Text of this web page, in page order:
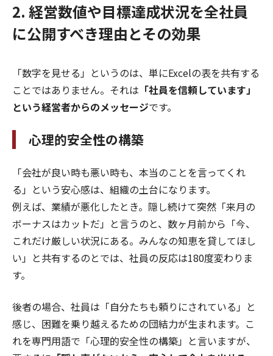
2. 経営数値や目標達成状況を全社員
に公開すべき理由とその効果
「数字を見せる」というのは、単にExcelの表を共有する
ことではありません。それは 「社員を信頼しています」
という経営者からのメッセージです。
心理的安全性の構築
「会社が良い時も悪い時も、本当のことを言ってくれ
る」という安心感は、組織の土台になります。
例えば、業績が悪化したとき。隠し続けて突然「来月の
ボーナスはカットだ」と言うのと、数ヶ月前から「今、
これだけ厳しい状況にある。みんなの知恵を貸してほし
い」と共有するのとでは、社員の反応は180度変わりま
す。
後者の場合、社員は「自分たちも頼りにされている」と
感じ、困難を乗り越えるための団結力が生まれます。こ
れを専門用語で「心理的安全性の構築」と言いますが、